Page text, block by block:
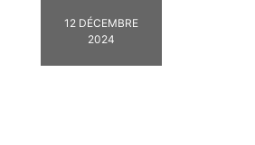
12 DÉCEMBRE
2024